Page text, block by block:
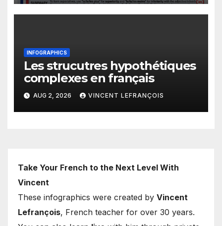
INFOGRAPHICS
Les strucutres hypothétiques
complexes en français
AUG 2, 2026 VINCENT LEFRANÇOIS
Take Your French to the Next Level With
Vincent
These infographics were created by Vincent
Lefrançois, French teacher for over 30 years.